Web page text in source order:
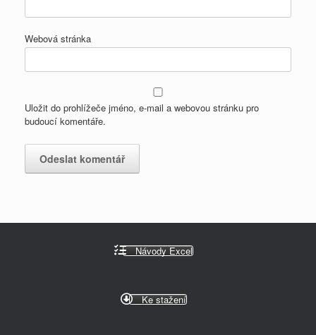
Webová stránka
Uložit do prohlížeče jméno, e-mail a webovou stránku pro
budoucí komentáře.
Návody Excel
Ke stažení